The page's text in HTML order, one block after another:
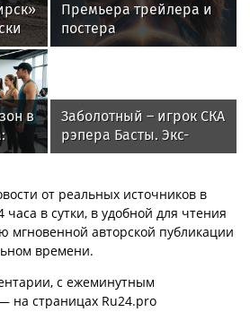
Премьера трейлера и
постера
фантастического
в
Заболотный – игрок СКА
рэпера Басты. Экс-
форвард «Спартака»
тысяч в месяц
от реальных источников в
в сутки, в удобной для чтения
мгновенной авторской публикации
времени.
с ежеминутным
на страницах Ru24.pro